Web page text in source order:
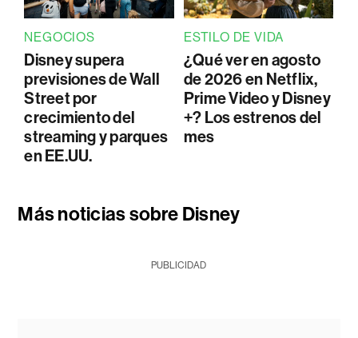
NEGOCIOS
Disney supera
previsiones de Wall
Street por
crecimiento del
streaming y parques
en EE.UU.
ESTILO DE VIDA
¿Qué ver en agosto
de 2026 en Netflix,
Prime Video y Disney
+? Los estrenos del
mes
Más noticias sobre Disney
PUBLICIDAD